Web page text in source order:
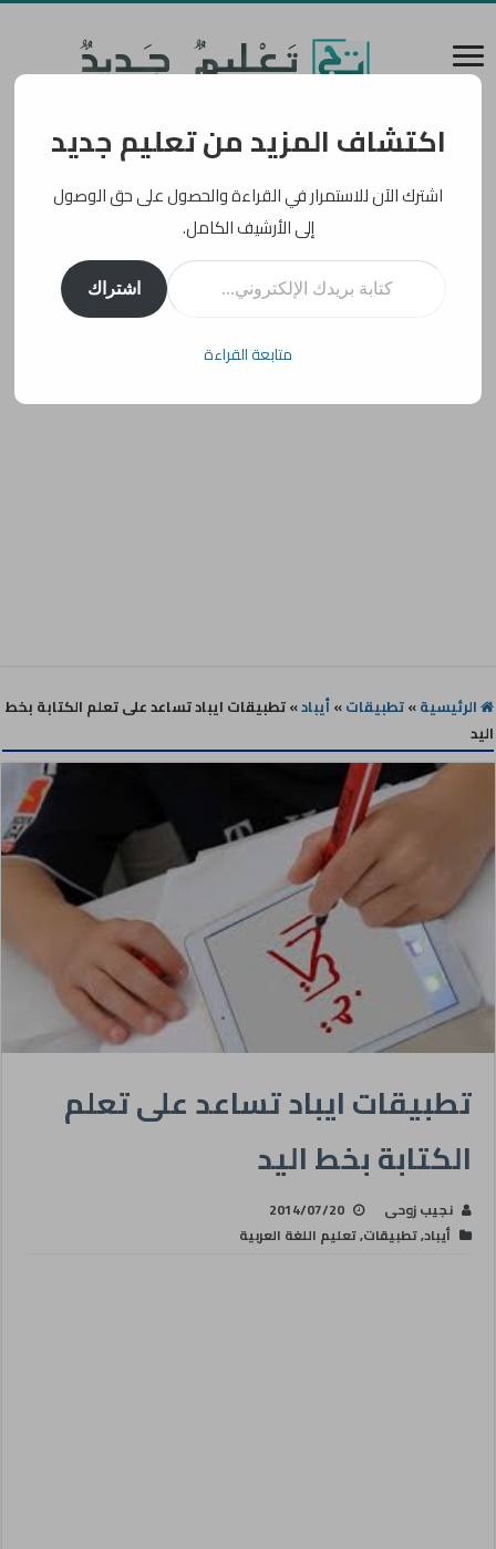
الرئيسية»تطبيقات»أيباد»تطبيقات ايباد تساعد على تعلم الكتابة بخط
اليد
تطبيقات ايباد تساعد على تعلم
الكتابة بخط اليد
نجيب زوحى
2014/07/20
أيباد,تطبيقات,تعليم اللغة العربية
اكتشاف المزيد من تعليم جديد
اشترك الآن للاستمرار في القراءة والحصول على حق الوصول
إلى الأرشيف الكامل.
كتابة بريدك الإلكتروني...
اشتراك
متابعة القراءة